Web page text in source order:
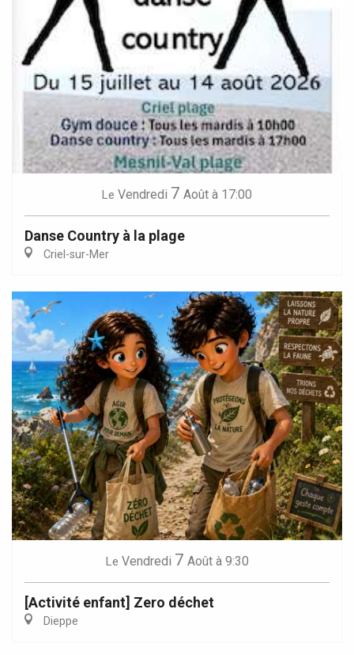
Le Vendredi 7 Août à 17:00
Danse Country à la plage
Criel-sur-Mer
Le Vendredi 7 Août à 9:30
[Activité enfant] Zero déchet
Dieppe